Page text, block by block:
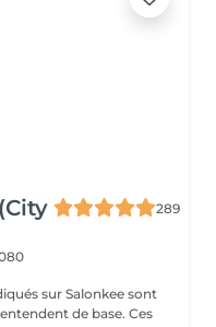
289
sur Salonkee sont
de base. Ces